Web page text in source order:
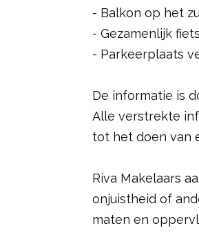
- Balkon op het
- Gezamenlijk
- Parkeerplaats
De informatie is
Alle verstrekte
tot het doen van
Riva Makelaars
onjuistheid of
maten en